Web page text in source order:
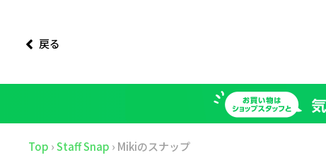
戻る
Top ›Staff Snap › Mikiのスナップ